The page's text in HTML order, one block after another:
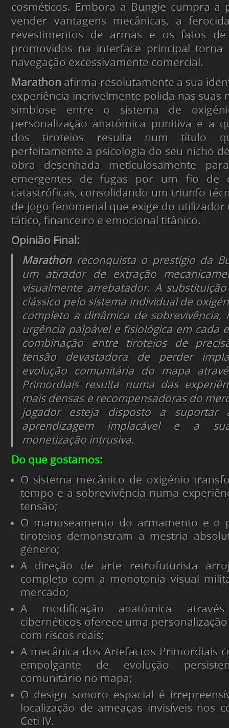
cosméticos. Embora a Bungie cumpra a
vender vantagens mecânicas, a
revestimentos de armas e os fatos
promovidos na interface principal torna
navegação excessivamente comercial.
Marathon afirma resolutamente a sua
experiência incrivelmente polida nas suas
simbiose entre o sistema de
personalização anatómica punitiva e a
dos tiroteios resulta num título
perfeitamente a psicologia do seu nicho
obra desenhada meticulosamente
emergentes de fugas por um fio de
catastróficas, consolidando um triunfo
de jogo fenomenal que exige do
tático, financeiro e emocional titânico.
Opinião Final:
Marathonreconquista o prestígio da
um atirador de extração
visualmente arrebatador. A
clássico pelo sistema individual de
completo a dinâmica de sobrevivência,
urgência palpável e fisiológica em cada
combinação entre tiroteios de
tensão devastadora de perder
evolução comunitária do mapa
Primordiais resulta numa das
mais densas e recompensadoras do
jogador esteja disposto a
aprendizagem implacável e a
monetização intrusiva.
Do que gostamos:
O sistema mecânico de oxigénio
tempo e a sobrevivência numa
tensão;
O manuseamento do armamento e o
tiroteios demonstram a mestria
género;
A direção de arte retrofuturista
completo com a monotonia visual
mercado;
A modificação anatómica
cibernéticos oferece uma
com riscos reais;
A mecânica dos Artefactos Primordiais
empolgante de evolução
comunitário no mapa;
O design sonoro espacial é
localização de ameaças invisíveis nos
Ceti IV.